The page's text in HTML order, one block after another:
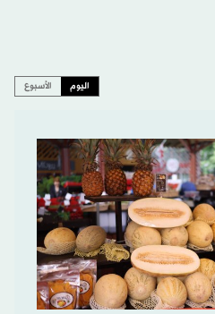
اليوم الأسبوع